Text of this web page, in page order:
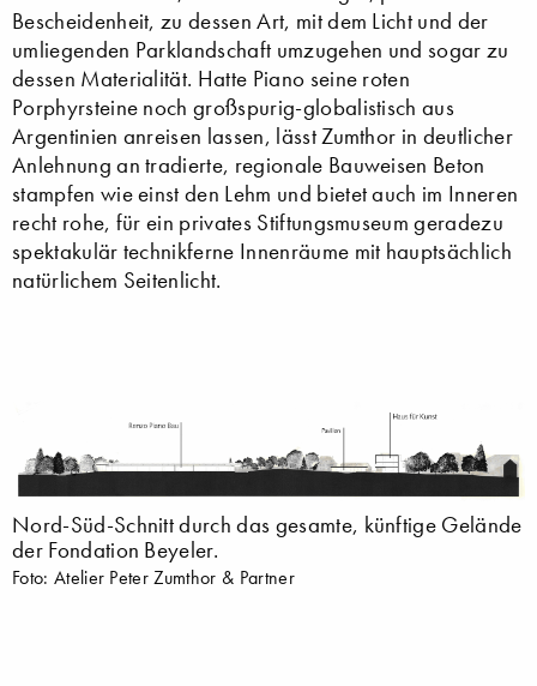
Bescheidenheit, zu dessen Art, mit dem Licht und der
umliegenden Parklandschaft umzugehen und sogar zu
dessen Materialität. Hatte Piano seine roten
Porphyrsteine noch großspurig-globalistisch aus
Argentinien anreisen lassen, lässt Zumthor in deutlicher
Anlehnung an tradierte, regionale Bauweisen Beton
stampfen wie einst den Lehm und bietet auch im Inneren
recht rohe, für ein privates Stiftungsmuseum geradezu
spektakulär technikferne Innenräume mit hauptsächlich
natürlichem Seitenlicht.
Nord-Süd-Schnitt durch das gesamte, künftige Gelände
der Fondation Beyeler.
Foto: Atelier Peter Zumthor & Partner